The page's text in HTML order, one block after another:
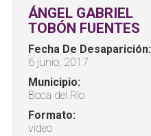
ÁNGEL GABRIEL
TOBÓN FUENTES
Fecha De Desaparición:
6 junio, 2017
Municipio:
Boca del Río
Formato:
video